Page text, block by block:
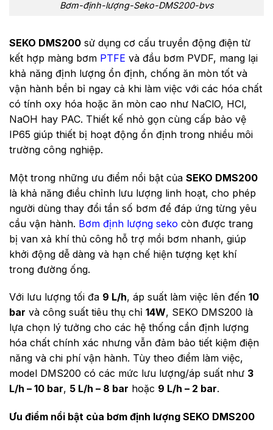
Bơm-định-lượng-Seko-DMS200-bvs
SEKO DMS200 sử dụng cơ cấu truyền động điện từ
kết hợp màng bơm PTFE và đầu bơm PVDF, mang lại
khả năng định lượng ổn định, chống ăn mòn tốt và
vận hành bền bỉ ngay cả khi làm việc với các hóa chất
có tính oxy hóa hoặc ăn mòn cao như NaClO, HCl,
NaOH hay PAC. Thiết kế nhỏ gọn cùng cấp bảo vệ
IP65 giúp thiết bị hoạt động ổn định trong nhiều môi
trường công nghiệp.
Một trong những ưu điểm nổi bật của SEKO DMS200
là khả năng điều chỉnh lưu lượng linh hoạt, cho phép
người dùng thay đổi tần số bơm để đáp ứng từng yêu
cầu vận hành. Bơm định lượng seko còn được trang
bị van xả khí thủ công hỗ trợ mồi bơm nhanh, giúp
khởi động dễ dàng và hạn chế hiện tượng kẹt khí
trong đường ống.
Với lưu lượng tối đa 9 L/h, áp suất làm việc lên đến 10
bar và công suất tiêu thụ chỉ 14W, SEKO DMS200 là
lựa chọn lý tưởng cho các hệ thống cần định lượng
hóa chất chính xác nhưng vẫn đảm bảo tiết kiệm điện
năng và chi phí vận hành. Tùy theo điểm làm việc,
model DMS200 có các mức lưu lượng/áp suất như 3
L/h – 10 bar, 5 L/h – 8 bar hoặc 9 L/h – 2 bar.
Ưu điểm nổi bật của bơm định lượng SEKO DMS200